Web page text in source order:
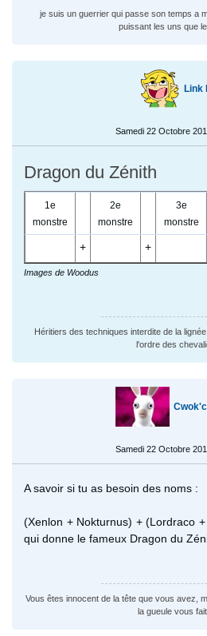
je suis un guerrier qui passe son temps a
puissant les uns que
Link III
Samedi 22 Octobre
Dragon du Zénith
1e
monstre
2e
monstre
3e
monstre
+ +
Images de Woodus
Héritiers des techniques interdite de la
l'ordre des
Samedi 22 Octobre
A savoir si tu as besoin des noms :
(Xenlon + Nokturnus) + (Lordraco
qui donne le fameux Dragon du
Vous êtes innocent de la tête que vous avez,
la gueule vous